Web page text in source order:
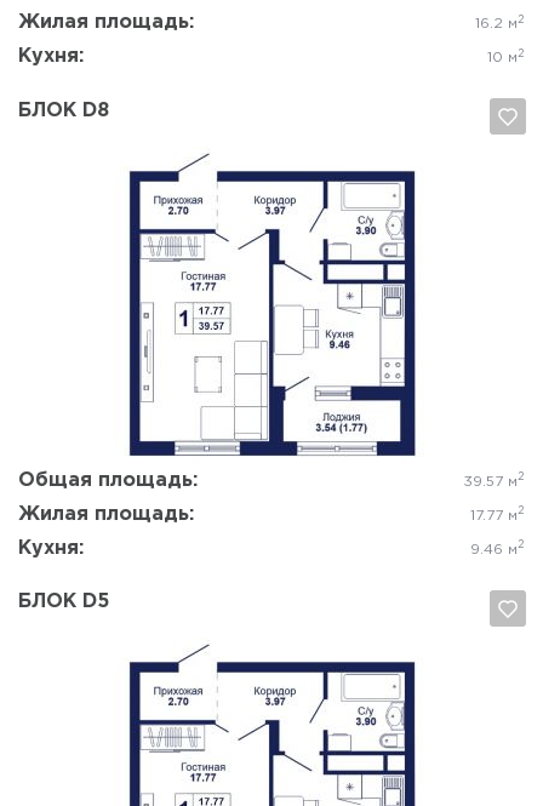
Жилая площадь: 16.2 м 2
Кухня: 10 м 2
БЛОК D8
Общая площадь: 39.57 м 2
Жилая площадь: 17.77 м 2
Кухня: 9.46 м 2
Да, удалить
БЛОК D5